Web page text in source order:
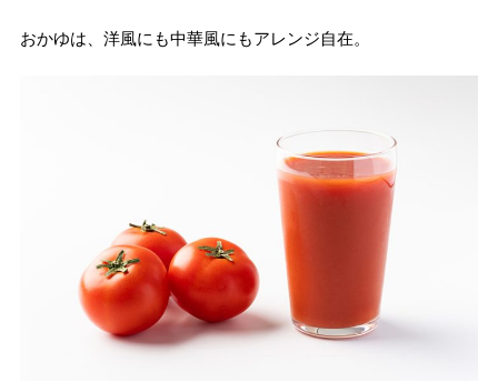
おかゆは、洋風にも中華風にもアレンジ自在。